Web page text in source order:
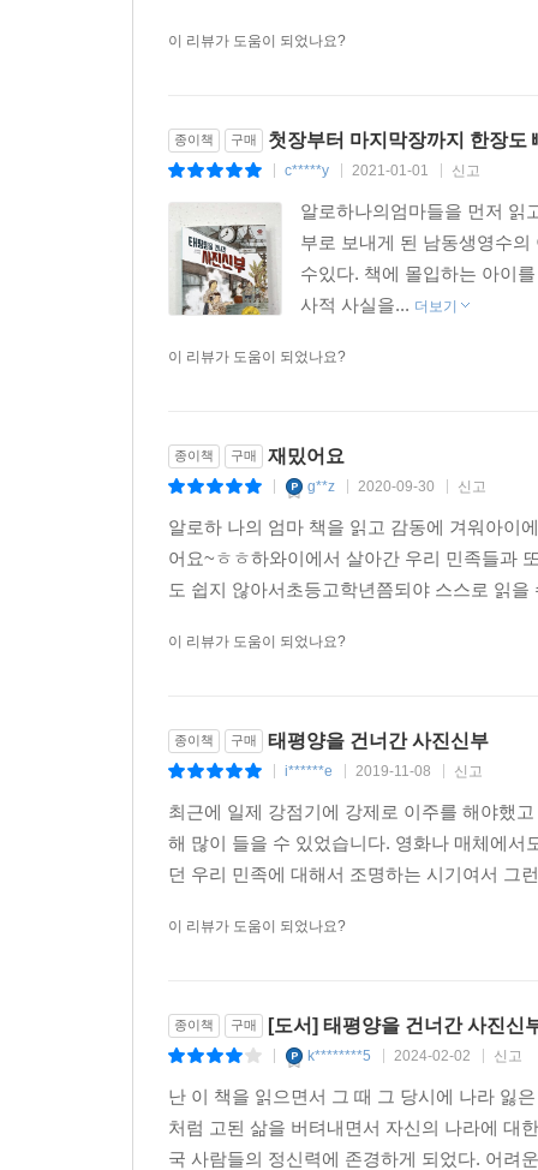
이 리뷰가 도움이 되었나요?
종이책 구매 첫장부터 마지막장까지 한장도
c*****y 2021-01-01 신고
알로하나의엄마들을 먼저 읽
부로 보내게 된 남동생영수
수있다. 책에 몰입하는 아이
사적 사실을... 더보기
이 리뷰가 도움이 되었나요?
종이책 구매 재밌어요
g**z 2020-09-30 신고
알로하 나의 엄마 책을 읽고 감동에 겨워아이
어요~ㅎㅎ하와이에서 살아간 우리 민족들과
도 쉽지 않아서초등고학년쯤되야 스스로 읽
이 리뷰가 도움이 되었나요?
종이책 구매 태평양을 건너간 사진신부
i******e 2019-11-08 신고
최근에 일제 강점기에 강제로 이주를 해야했
해 많이 들을 수 있었습니다. 영화나 매체에서
던 우리 민족에 대해서 조명하는 시기여서 그
이 리뷰가 도움이 되었나요?
종이책 구매 [도서] 태평양을 건너간 사진신
k********5 2024-02-02 신고
난 이 책을 읽으면서 그 때 그 당시에 나라 잃
처럼 고된 삶을 버텨내면서 자신의 나라에 대
국 사람들의 정신력에 존경하게 되었다. 어려